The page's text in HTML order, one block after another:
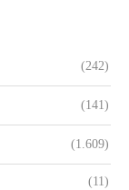
(242)
(141)
(1.609)
(11)